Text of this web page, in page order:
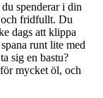
spenderar i din
fridfullt. Du
dags att klippa
runt lite med
sig en bastu?
mycket öl, och